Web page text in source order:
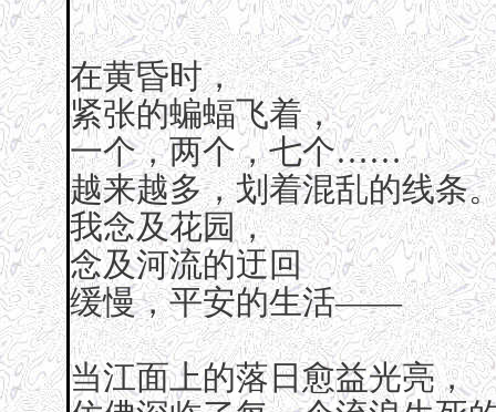
在黄昏时，
紧张的蝙蝠飞着，
一个，两个，七个……
越来越多，划着混乱的线条
我念及花园，
念及河流的迂回
缓慢，平安的生活——
当江面上的落日愈益光亮，